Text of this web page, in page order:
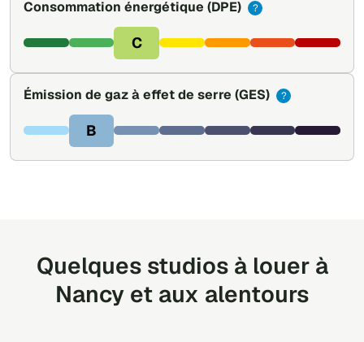
Consommation énergétique (DPE) ?
C
Émission de gaz à effet de serre (GES) ?
B
Quelques studios à louer à
Nancy et aux alentours